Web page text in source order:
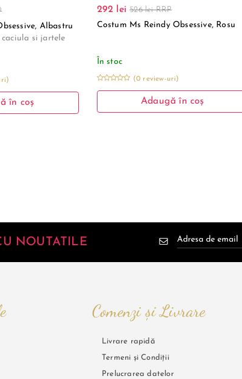
Albastru
si jartele
în coș
292 lei 526 lei RRP
Costum Ms Reindy Obsessive, Rosu
În stoc
(0 review-uri)
Adaugă în coș
NOUTATILE
Comenzi și Livrare
Livrare rapidă
Termeni și Condiții
Prelucrarea datelor